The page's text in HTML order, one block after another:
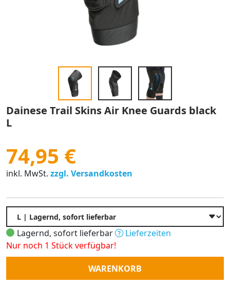
Dainese Trail Skins Air Knee Guards black
L
74,95 €
inkl. MwSt. zzgl. Versandkosten
Lagernd, sofort lieferbar
Lieferzeiten
Nur noch 1 Stück verfügbar!
Anzahl
WARENKORB